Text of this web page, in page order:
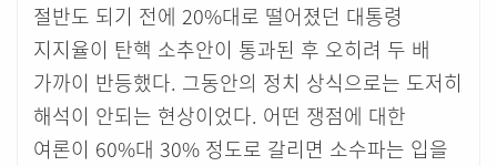
절반도 되기 전에 20%대로 떨어졌던 대통령
지지율이 탄핵 소추안이 통과된 후 오히려 두 배
가까이 반등했다. 그동안의 정치 상식으로는 도저히
해석이 안되는 현상이었다. 어떤 쟁점에 대한
여론이 60%대 30% 정도로 갈리면 소수파는 입을